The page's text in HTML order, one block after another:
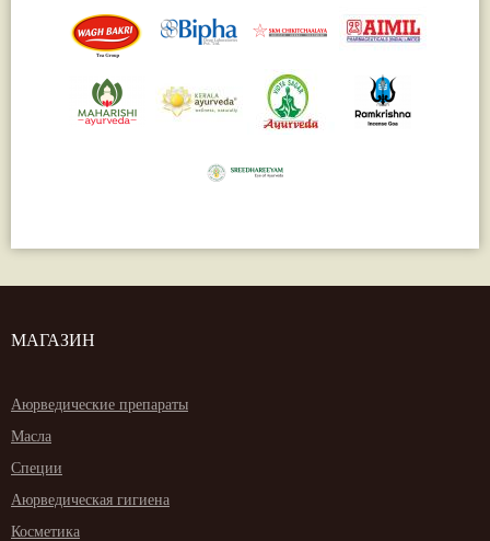
МАГАЗИН
Аюрведические препараты
Масла
Специи
Аюрведическая гигиена
Косметика